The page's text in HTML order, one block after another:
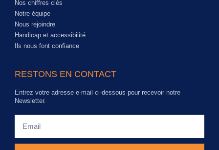
Nos chiffres clés
Notre équipe
Nous rejoindre
Handicap et accessibilité
Ils nous font confiance
RESTONS EN CONTACT
Entrez votre adresse e-mail ci-dessous pour recevoir notre
Newsletter.